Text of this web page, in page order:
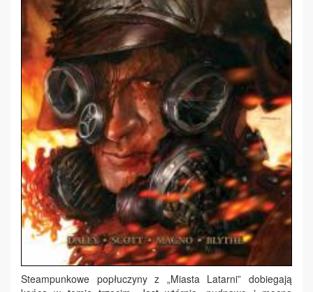
Steampunkowe popłuczyny z „Miasta Latarni” dobiegają